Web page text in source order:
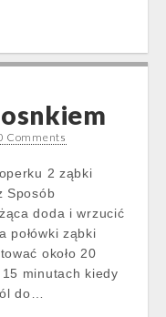
Comments
2 ząbki
Sposób
doda i wrzucić
połówki ząbki
około 20
15 minutach kiedy
do…